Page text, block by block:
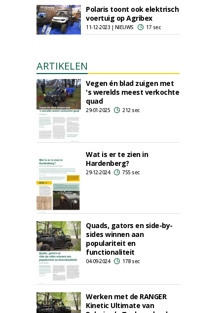
Polaris toont ook elektrisch
voertuig op Agribex
11-12-2023 | NIEUWS 17 sec
ARTIKELEN
Vegen én blad zuigen met
's werelds meest verkochte
quad
29-01-2025 212 sec
Wat is er te zien in
Hardenberg?
29-12-2024 755 sec
Quads, gators en side-by-
sides winnen aan
populariteit en
functionaliteit
04-09-2024 178 sec
Werken met de RANGER
Kinetic Ultimate van